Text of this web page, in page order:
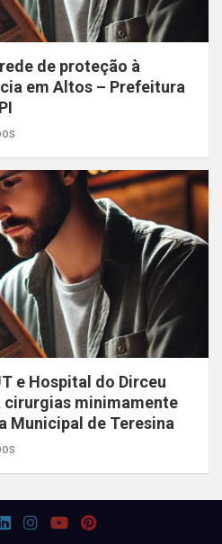
de proteção à
em Altos – Prefeitura
e Hospital do Dirceu
minimamente
Municipal de Teresina